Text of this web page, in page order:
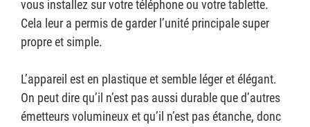
vous installez sur votre téléphone ou votre tablette.
Cela leur a permis de garder l’unité principale super
propre et simple.
L’appareil est en plastique et semble léger et élégant.
On peut dire qu’il n’est pas aussi durable que d’autres
émetteurs volumineux et qu’il n’est pas étanche, donc